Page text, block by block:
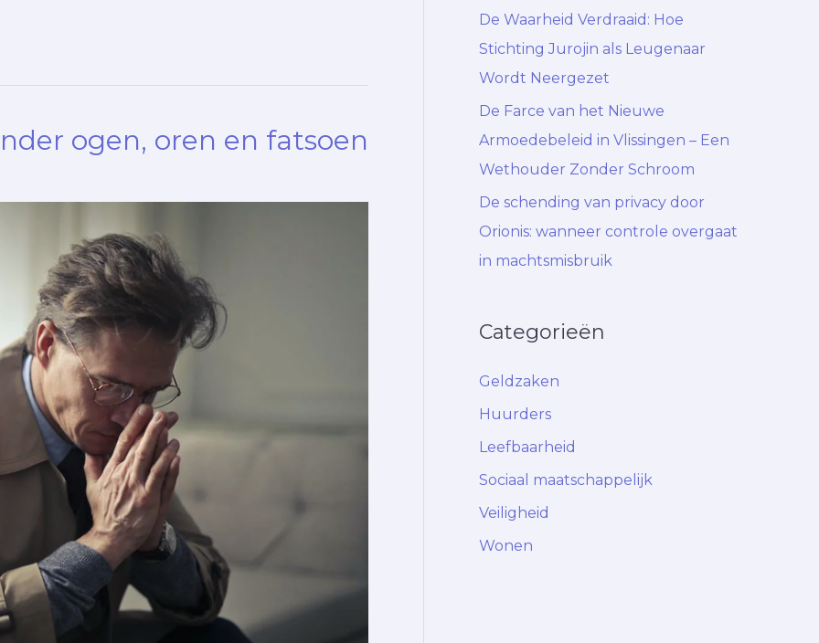
ogen, oren en fatsoen
De Waarheid Verdraaid: Hoe
Stichting Jurojin als Leugenaar
Wordt Neergezet
De Farce van het Nieuwe
Armoedebeleid in Vlissingen – Een
Wethouder Zonder Schroom
De schending van privacy door
Orionis: wanneer controle overgaat
in machtsmisbruik
Categorieën
Geldzaken
Huurders
Leefbaarheid
Sociaal maatschappelijk
Veiligheid
Wonen